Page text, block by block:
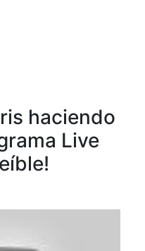
haciendo
Live